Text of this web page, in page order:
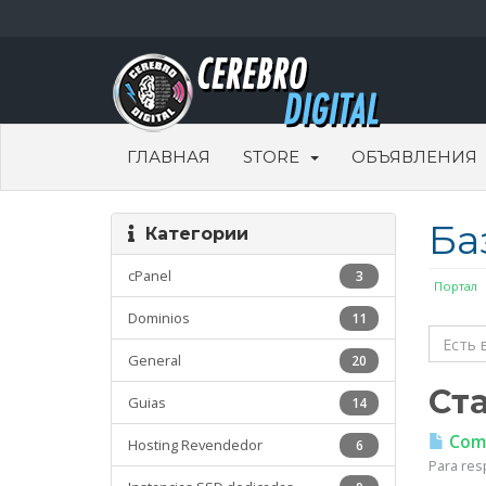
ГЛАВНАЯ STORE ОБЪЯВЛЕНИЯ
Портал
Категории
3
cPanel
11
Dominios
20
General
14
Guias
6
Hosting Revendedor
Para